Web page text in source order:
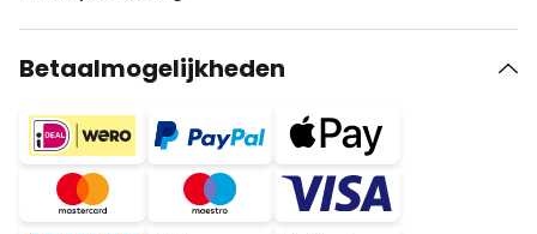
Betaalmogelijkheden